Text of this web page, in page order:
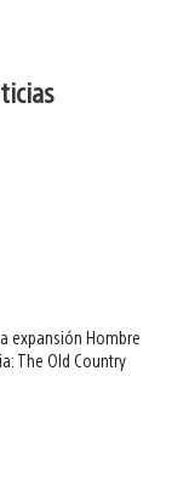
expansión Hombre
The Old Country